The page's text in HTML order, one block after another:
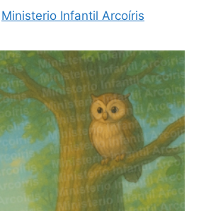
Ministerio Infantil Arcoíris